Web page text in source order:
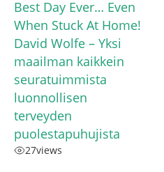
Best Day Ever… Even
When Stuck At Home!
David Wolfe – Yksi
maailman kaikkein
seuratuimmista
luonnollisen
terveyden
puolestapuhujista
27views